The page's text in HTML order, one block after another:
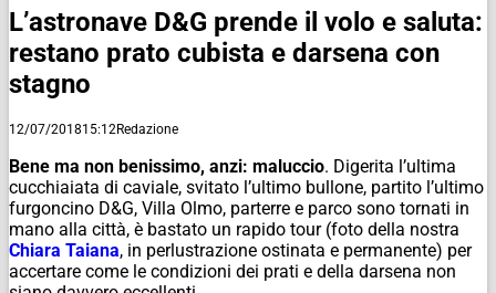
L’astronave D&G prende il volo e saluta:
restano prato cubista e darsena con
stagno
12/07/201815:12Redazione
Bene ma non benissimo, anzi: maluccio. Digerita l’ultima
cucchiaiata di caviale, svitato l’ultimo bullone, partito l’ultimo
furgoncino D&G, Villa Olmo, parterre e parco sono tornati in
mano alla città, è bastato un rapido tour (foto della nostra
Chiara Taiana, in perlustrazione ostinata e permanente) per
accertare come le condizioni dei prati e della darsena non